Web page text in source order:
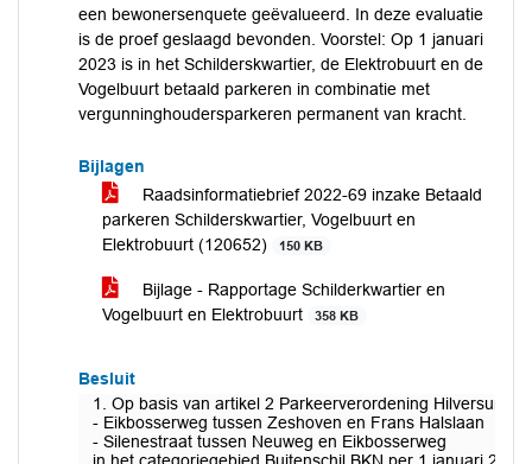
een bewonersenquete geëvalueerd. In deze evaluatie
is de proef geslaagd bevonden. Voorstel: Op 1 januari
2023 is in het Schilderskwartier, de Elektrobuurt en de
Vogelbuurt betaald parkeren in combinatie met
vergunninghoudersparkeren permanent van kracht.
Bijlagen
Raadsinformatiebrief 2022-69 inzake Betaald
parkeren Schilderskwartier, Vogelbuurt en
Elektrobuurt (120652)
150 KB
Bijlage - Rapportage Schilderkwartier en
Vogelbuurt en Elektrobuurt
358 KB
Besluit
1. Op basis van artikel 2 Parkeerverordening Hilversum
- Eikbosserweg tussen Zeshoven en Frans Halslaan
- Silenestraat tussen Neuweg en Eikbosserweg